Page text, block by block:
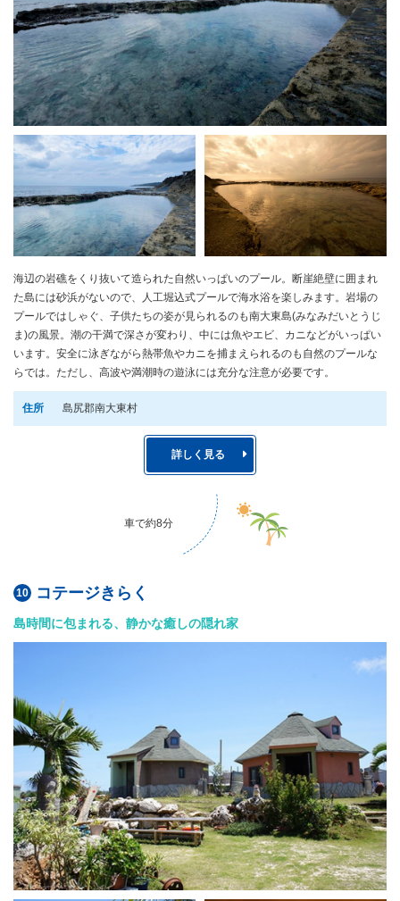
海辺の岩礁をくり抜いて造られた自然いっぱいのプール。断崖絶壁に囲まれ
た島には砂浜がないので、人工堀込式プールで海水浴を楽しみます。岩場の
プールではしゃぐ、子供たちの姿が見られるのも南大東島(みなみだいとうじ
ま)の風景。潮の干満で深さが変わり、中には魚やエビ、カニなどがいっぱい
います。安全に泳ぎながら熱帯魚やカニを捕まえられるのも自然のプールな
らでは。ただし、高波や満潮時の遊泳には充分な注意が必要です。
住所 島尻郡南大東村
詳しく見る
車で約8分
コテージきらく
島時間に包まれる、静かな癒しの隠れ家